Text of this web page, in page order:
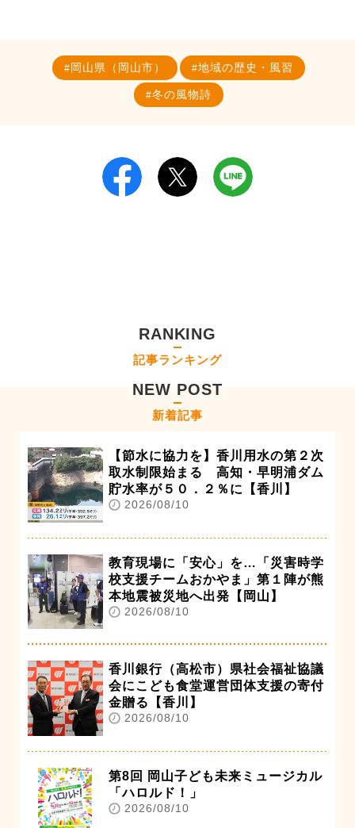
岡山県（岡山市） 地域の歴史・風習
冬の風物詩
RANKING
記事ランキング
NEW POST
新着記事
【節水に協力を】香川用水の第２次
取水制限始まる 高知・早明浦ダム
貯水率が５０．２％に【香川】
2026/08/10
教育現場に「安心」を…「災害時学
校支援チームおかやま」第１陣が熊
本地震被災地へ出発【岡山】
2026/08/10
香川銀行（高松市）県社会福祉協議
会にこども食堂運営団体支援の寄付
金贈る【香川】
2026/08/10
第8回 岡山子ども未来ミュージカル
「ハロルド！」
2026/08/10